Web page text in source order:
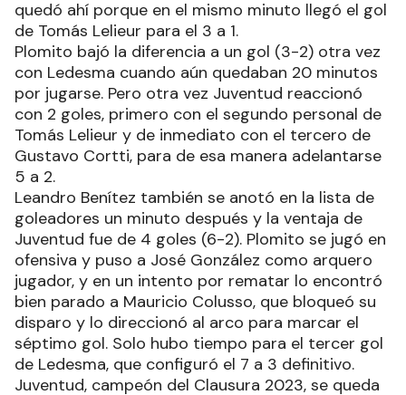
quedó ahí porque en el mismo minuto llegó el gol
de Tomás Lelieur para el 3 a 1.
Plomito bajó la diferencia a un gol (3-2) otra vez
con Ledesma cuando aún quedaban 20 minutos
por jugarse. Pero otra vez Juventud reaccionó
con 2 goles, primero con el segundo personal de
Tomás Lelieur y de inmediato con el tercero de
Gustavo Cortti, para de esa manera adelantarse
5 a 2.
Leandro Benítez también se anotó en la lista de
goleadores un minuto después y la ventaja de
Juventud fue de 4 goles (6-2). Plomito se jugó en
ofensiva y puso a José González como arquero
jugador, y en un intento por rematar lo encontró
bien parado a Mauricio Colusso, que bloqueó su
disparo y lo direccionó al arco para marcar el
séptimo gol. Solo hubo tiempo para el tercer gol
de Ledesma, que configuró el 7 a 3 definitivo.
Juventud, campeón del Clausura 2023, se queda